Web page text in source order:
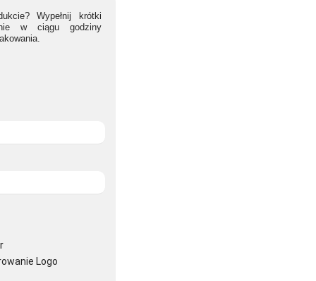
Wypełnij krótki
w ciągu godziny
Logo